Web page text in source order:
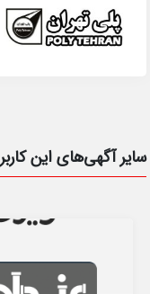
سایر آگهی‌های این کاربر